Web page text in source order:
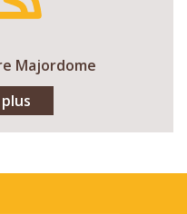
Majordome